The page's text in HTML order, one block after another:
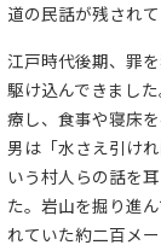
道の民話が残されて
江戸時代後期、罪
駆け込んできまし
療し、食事や寝床
男は「水さえ引け
いう村人らの話を
た。岩山を掘り進
れていた約二百メ